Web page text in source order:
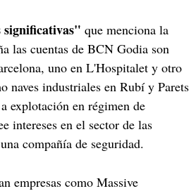
significativas" que menciona la
las cuentas de BCN Godia son
uno en L'Hospitalet y otro
naves industriales en Rubí y Parets
explotación en régimen de
intereses en el sector de las
compañía de seguridad.
empresas como Massive